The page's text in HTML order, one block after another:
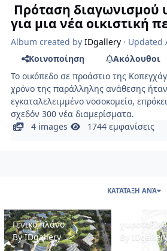
Πρόταση διαγωνισμού
για μια νέα οικιστική
Album created byIDgallery · Updated
Κοινοποίηση
Ακόλουθοι
Το οικόπεδο σε προάστιο της
χρόνο της παράλληλης ανάθεσης
εγκαταλελειμμένο νοσοκομείο,
σχεδόν 300 νέα διαμερίσματα.
4 images
1744 εμφανίσεις
ΚΑΤΆΤΑΞΗ ΑΝΆ
Γενικό πλάνο
Γενικό πλάνο
ByIDgallery
χωροταξικός
By